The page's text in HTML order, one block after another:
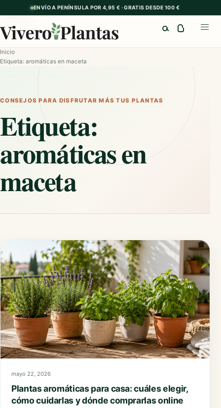
ENVÍO A PENÍNSULA POR 4,95 € · GRATIS DESDE 100 €
Inicio
Etiqueta: aromáticas en maceta
CONSEJOS PARA DISFRUTAR MÁS TUS PLANTAS
Etiqueta:
aromáticas en
maceta
mayo 22, 2026
Plantas aromáticas para casa: cuáles elegir,
cómo cuidarlas y dónde comprarlas online